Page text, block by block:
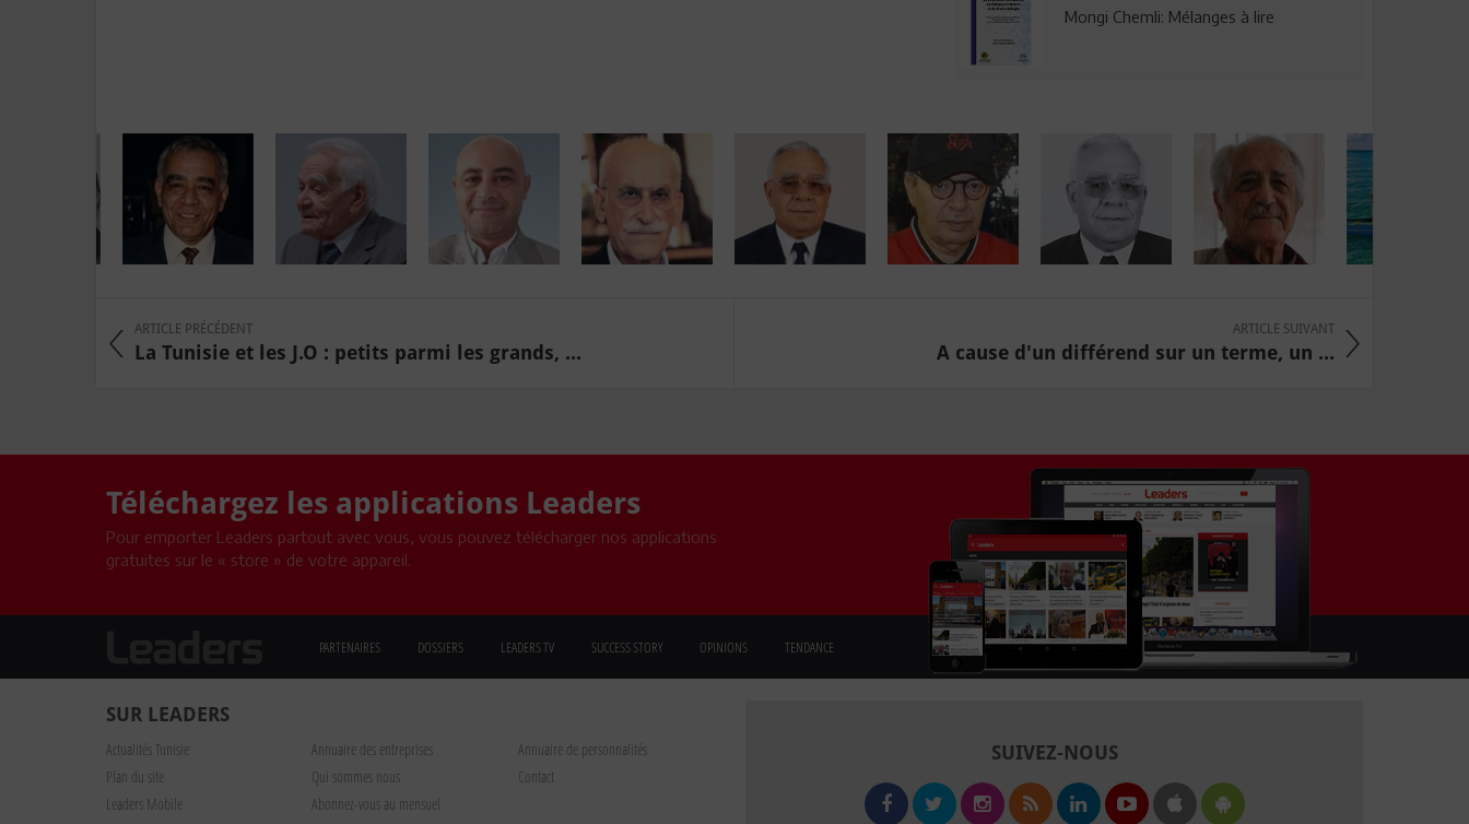
Mongi Chemli: Mélanges à lire
ARTICLE PRÉCÉDENT
La Tunisie et les J.O : petits parmi les grands, ...
ARTICLE SUIVANT
A cause d'un différend sur un terme, un ...
Téléchargez les applications Leaders
Pour emporter Leaders partout avec vous, vous pouvez télécharger nos applications
gratuites sur le « store » de votre appareil.
PARTENAIRES DOSSIERS LEADERS TV SUCCESS STORY OPINIONS TENDANCE
SUR LEADERS
Actualités Tunisie Annuaire des entreprises
Annuaire de personnalités
Plan du site
Qui sommes nous
Contact
Leaders Mobile
Abonnez-vous au mensuel
SUIVEZ-NOUS